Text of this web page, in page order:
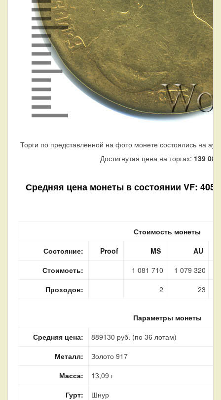
Торги по представленной на фото монете состоялись на
Достигнутая цена на торгах: 139 080
Средняя цена монеты в состоянии VF: 405
Стоимость монеты
Состояние:
Proof MS
AU
Стоимость:
1 081 710 1 079 320
Проходов:
2 23
Параметры монеты
Средняя цена:
889130 руб. (по 36 лотам)
Металл:
Золото 917
Масса:
13,09 г
Гурт:
Шнур